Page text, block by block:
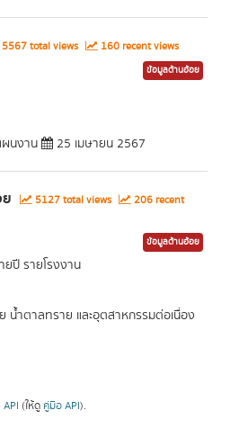
5567 total views 160 recent views
ข้อมูลด้านอ้อย
นงาน 25 เมษายน 2567
5127 total views
206 recent
ข้อมูลด้านอ้อย
ปี รายโรงงาน
น้ำตาลทราย และอุตสาหกรรมต่อเนื่อง
API (ให้ดู คู่มือ API).